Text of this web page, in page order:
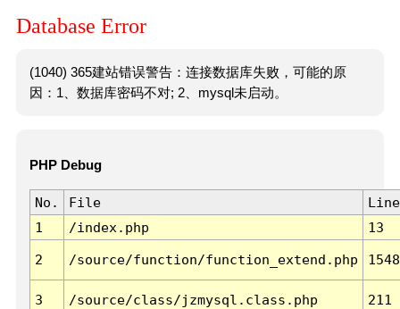
Database Error
(1040) 365建站错误警告：连接数据库失败，可能的原
因：1、数据库密码不对; 2、mysql未启动。
PHP Debug
No. File
Line
1
/index.php 13
2 /source/function/function_extend.php 1548
3 /source/class/jzmysql.class.php 211